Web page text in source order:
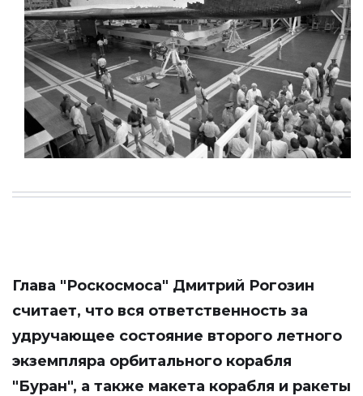
Глава "Роскосмоса" Дмитрий Рогозин
считает, что вся ответственность за
удручающее состояние второго летного
экземпляра орбитального корабля
"Буран", а также макета корабля и ракеты